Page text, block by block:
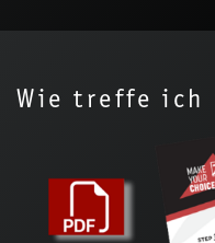
Wie treffe ich